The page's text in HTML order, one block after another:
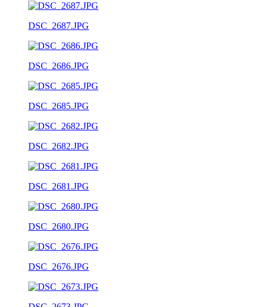
DSC_2687.JPG
DSC_2686.JPG
DSC_2685.JPG
DSC_2682.JPG
DSC_2681.JPG
DSC_2680.JPG
DSC_2676.JPG